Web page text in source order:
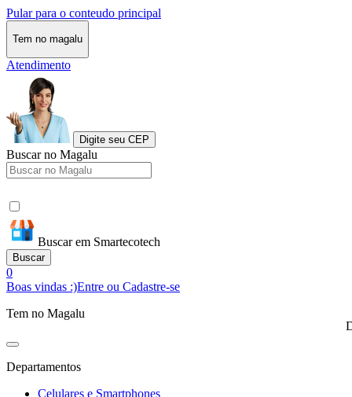
Pular para o conteudo principal
Tem no magalu
Atendimento
Digite seu CEP
Buscar no Magalu
Buscar em Smartecotech
Buscar
0
Boas vindas :)Entre ou Cadastre-se
Tem no Magalu
Departamentos
Celulares e Smartphones